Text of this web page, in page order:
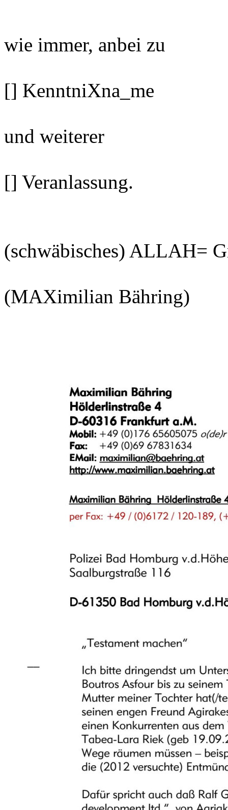
wie immer, anbei zu
[] KenntniXna_me
und weiterer
[] Veranlassung.
(schwäbisches) ALLAH=
(MAXimilian Bähring)